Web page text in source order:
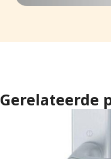
Gerelateerde